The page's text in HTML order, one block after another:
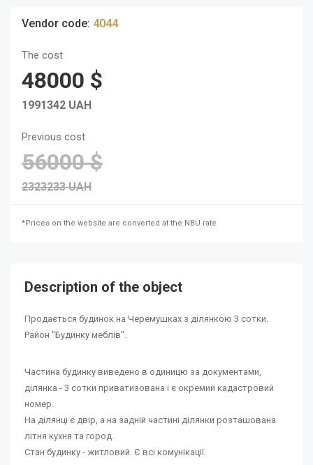
Vendor code: 4044
The cost
48000 $
1991342 UAH
Previous cost
56000 $
2323233 UAH
*Prices on the website are converted at the NBU rate
Description of the object
Продається будинок на Черемушках з ділянкою 3 сотки.
Район "Будинку меблів".
Частина будинку виведено в одиницю за документами,
ділянка - 3 сотки приватизована і є окремий кадастровий
номер.
На ділянці є двір, а на задній частині ділянки розташована
літня кухня та город.
Стан будинку - житловий. Є всі комунікації.